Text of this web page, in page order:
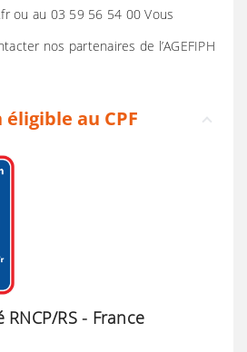
ou au 03 59 56 54 00 Vous
nos partenaires de l’AGEFIPH
au CPF
RS - France